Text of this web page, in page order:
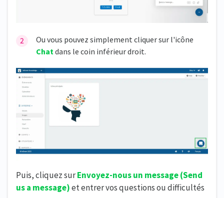
Ou vous pouvez simplement cliquer sur l'icône
Chat dans le coin inférieur droit.
Puis, cliquez surEnvoyez-nous un message (Send
us a message)et entrer vos questions ou difficultés